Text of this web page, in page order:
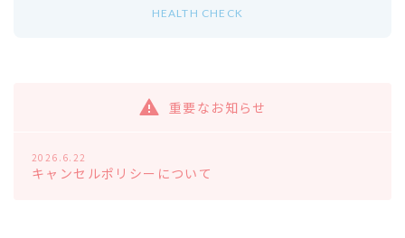
HEALTH CHECK
重要なお知らせ
2026.6.22
キャンセルポリシーについて